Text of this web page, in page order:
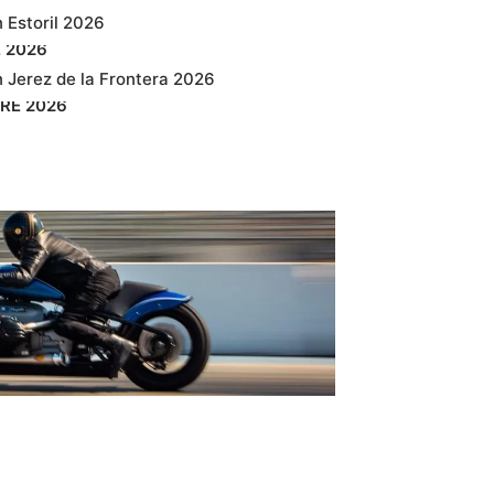
Estoril 2026
2026
Jerez de la Frontera 2026
2026